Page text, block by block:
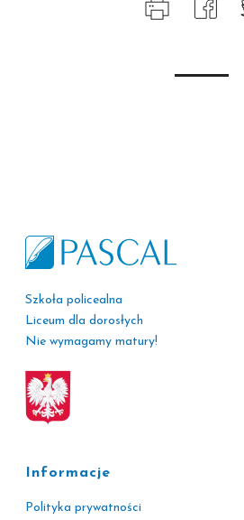
Szkoła policealna
Liceum dla dorosłych
Nie wymagamy matury!
Informacje
Polityka prywatności